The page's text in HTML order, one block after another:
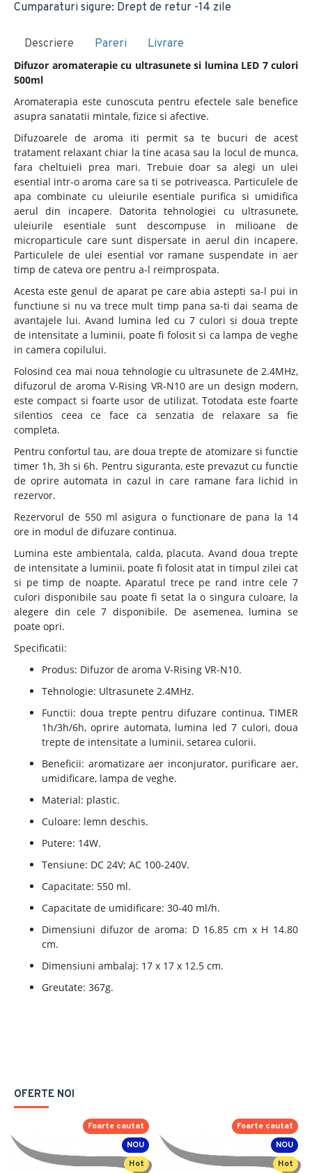
Cumparaturi sigure: Drept de retur -14 zile
Descriere Pareri Livrare
Difuzor aromaterapie cu ultrasunete si lumina LED 7 culori
500ml
Aromaterapia este cunoscuta pentru efectele sale benefice
asupra sanatatii mintale, fizice si afective.
Difuzoarele de aroma iti permit sa te bucuri de acest
tratament relaxant chiar la tine acasa sau la locul de munca,
fara cheltuieli prea mari. Trebuie doar sa alegi un ulei
esential intr-o aroma care sa ti se potriveasca. Particulele de
apa combinate cu uleiurile esentiale purifica si umidifica
aerul din incapere. Datorita tehnologiei cu ultrasunete,
uleiurile esentiale sunt descompuse in milioane de
microparticule care sunt dispersate in aerul din incapere.
Particulele de ulei esential vor ramane suspendate in aer
timp de cateva ore pentru a-l reimprospata.
Acesta este genul de aparat pe care abia astepti sa-l pui in
functiune si nu va trece mult timp pana sa-ti dai seama de
avantajele lui. Avand lumina led cu 7 culori si doua trepte
de intensitate a luminii, poate fi folosit si ca lampa de veghe
in camera copilului.
Folosind cea mai noua tehnologie cu ultrasunete de 2.4MHz,
difuzorul de aroma V-Rising VR-N10 are un design modern,
este compact si foarte usor de utilizat. Totodata este foarte
silentios ceea ce face ca senzatia de relaxare sa fie
completa.
Pentru confortul tau, are doua trepte de atomizare si functie
timer 1h, 3h si 6h. Pentru siguranta, este prevazut cu functie
de oprire automata in cazul in care ramane fara lichid in
rezervor.
Rezervorul de 550 ml asigura o functionare de pana la 14
ore in modul de difuzare continua.
Lumina este ambientala, calda, placuta. Avand doua trepte
de intensitate a luminii, poate fi folosit atat in timpul zilei cat
si pe timp de noapte. Aparatul trece pe rand intre cele 7
culori disponibile sau poate fi setat la o singura culoare, la
alegere din cele 7 disponibile. De asemenea, lumina se
poate opri.
Specificatii:
Produs: Difuzor de aroma V-Rising VR-N10.
Tehnologie: Ultrasunete 2.4MHz.
Functii: doua trepte pentru difuzare continua, TIMER
1h/3h/6h, oprire automata, lumina led 7 culori, doua
trepte de intensitate a luminii, setarea culorii.
Beneficii: aromatizare aer inconjurator, purificare aer,
umidificare, lampa de veghe.
Material: plastic.
Culoare: lemn deschis.
Putere: 14W.
Tensiune: DC 24V; AC 100-240V.
Capacitate: 550 ml.
Capacitate de umidificare: 30-40 ml/h.
Dimensiuni difuzor de aroma: D 16.85 cm x H 14.80
cm.
Dimensiuni ambalaj: 17 x 17 x 12.5 cm.
Greutate: 367g.
OFERTE NOI
NOU
Hot
Foarte cautat
NOU
Hot
Foarte cautat